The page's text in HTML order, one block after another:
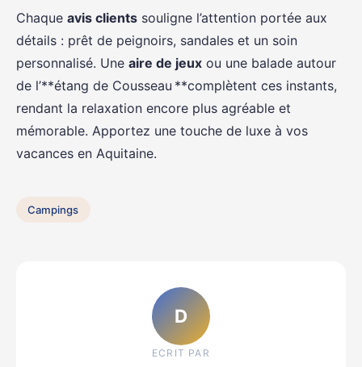
Chaque avis clients souligne l’attention portée aux
détails : prêt de peignoirs, sandales et un soin
personnalisé. Une aire de jeux ou une balade autour
de l’**étang de Cousseau **complètent ces instants,
rendant la relaxation encore plus agréable et
mémorable. Apportez une touche de luxe à vos
vacances en Aquitaine.
Campings
D
ECRIT PAR